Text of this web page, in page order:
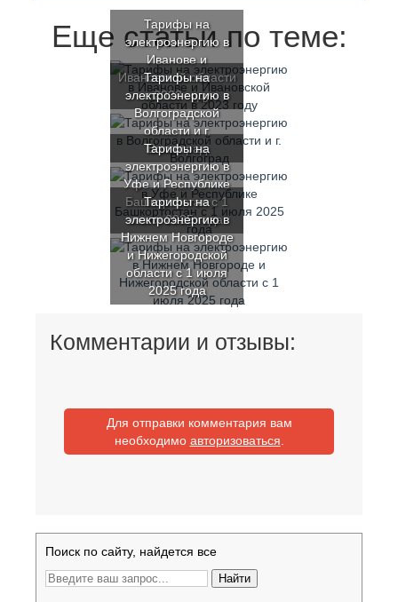
Еще статьи по теме:
Тарифы на
электроэнергию в
Иванове и
Ивановской области
в 2023 году
Тарифы на
электроэнергию в
Волгоградской
области и г.
Волгоград
Тарифы на
электроэнергию в
Уфе и Республике
Башкортостан с 1
июля 2025 года
Тарифы на
электроэнергию в
Нижнем Новгороде
и Нижегородской
области с 1 июля
2025 года
Комментарии и отзывы:
Для отправки комментария вам
необходимо авторизоваться
Поиск по сайту, найдется все
Найти